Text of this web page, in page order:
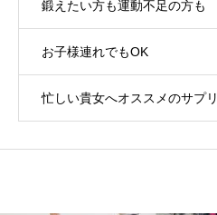
鍛えたい方も運動不足の方も
お子様連れでもOK
忙しい貴女へオススメのサプリ